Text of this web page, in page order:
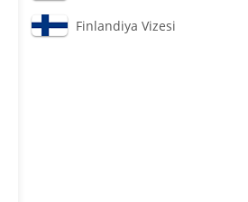
Finlandiya Vizesi